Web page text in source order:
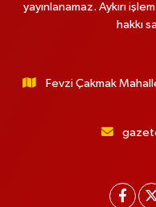
yayınlanamaz. Aykırı
hakkı
Fevzi Çakmak